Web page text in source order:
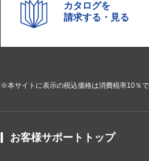
カタログを
請求する・見る
※本サイトに表示の税込価格は消費税率10％
お客様サポートトップ